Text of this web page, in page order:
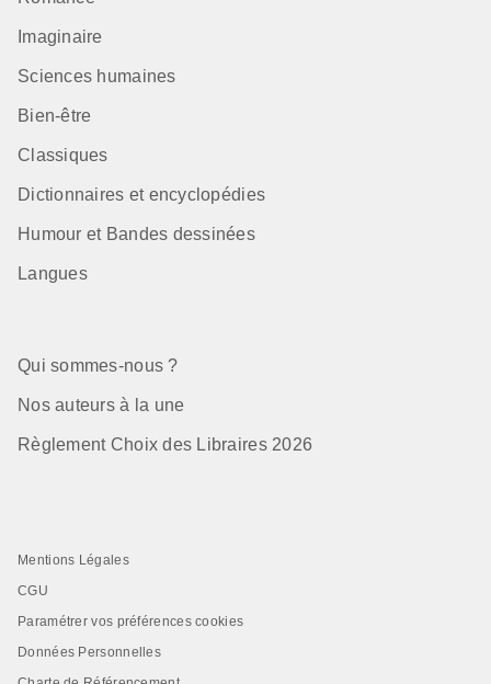
Imaginaire
Sciences humaines
Bien-être
Classiques
Dictionnaires et encyclopédies
Humour et Bandes dessinées
Langues
Qui sommes-nous ?
Nos auteurs à la une
Règlement Choix des Libraires 2026
Mentions Légales
CGU
Paramétrer vos préférences cookies
Données Personnelles